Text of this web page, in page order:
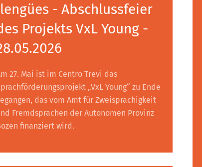
- Abschlussfeier
Projekts VxL Young -
27. Mai ist im Centro Trevi das
„VxL Young“ zu Ende
das vom Amt für Zweisprachigkeit
Fremdsprachen der Autonomen Provinz
finanziert wird.